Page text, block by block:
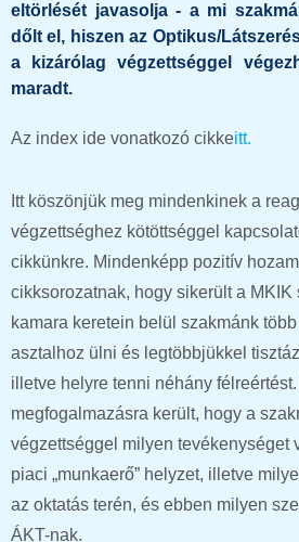
eltörlését javasolja - a mi
dőlt el, hiszen az Optikus/
a kizárólag végzettséggel
maradt.
Az index ide vonatkozó cikkeitt.
Itt köszönjük meg mindenkinek a
végzettséghez kötöttséggel
cikkünkre. Mindenképp pozitív
cikksorozatnak, hogy sikerült a MKIK
kamara keretein belül szakmánk
asztalhoz ülni és legtöbbjükkel
illetve helyre tenni néhány
megfogalmazásra került, hogy a
végzettséggel milyen tevékenységet
piaci „munkaerő” helyzet, illetve
az oktatás terén, és ebben milyen
ÁKT-nak.